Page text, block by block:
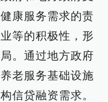
康服务需求的责
等的积极性，形
。通过地方政府
老服务基础设施
信贷融资需求。